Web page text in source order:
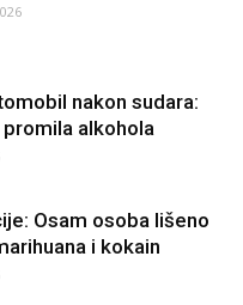
nakon sudara:
alkohola
Osam osoba lišeno
i kokain